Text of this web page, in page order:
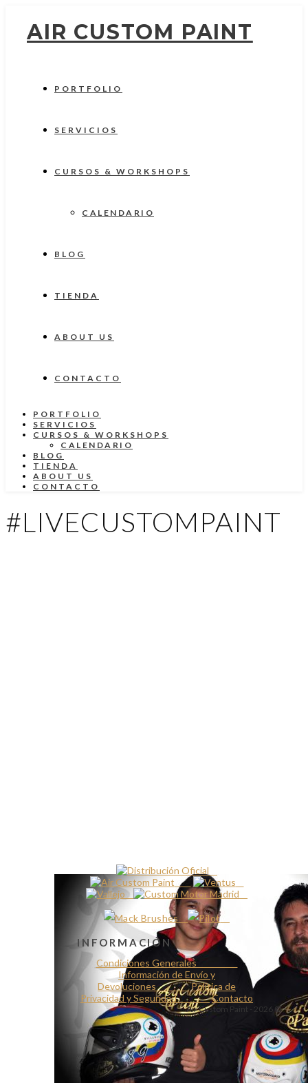
AIR CUSTOM PAINT
PORTFOLIO
SERVICIOS
CURSOS & WORKSHOPS
CALENDARIO
BLOG
TIENDA
ABOUT US
CONTACTO
PORTFOLIO
SERVICIOS
CURSOS & WORKSHOPS
CALENDARIO
BLOG
TIENDA
ABOUT US
CONTACTO
#LIVECUSTOMPAINT
INFORMACIÓN
Condiciones Generales
Información de Envío y
DevolucionesPolítica de
Privacidad y SeguridadContacto
Air Custom Paint - 2026 ©